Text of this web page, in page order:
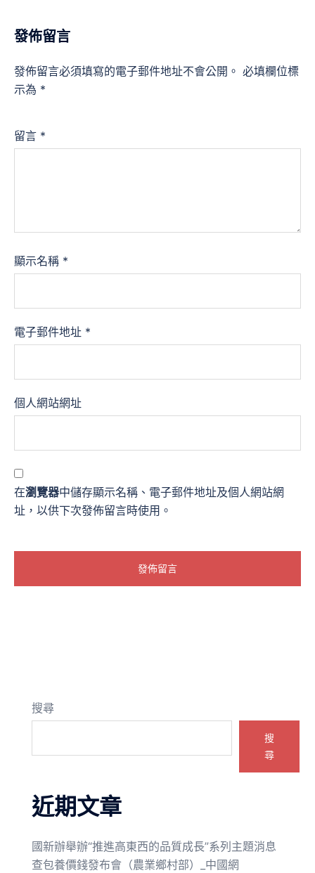
發佈留言
發佈留言必須填寫的電子郵件地址不會公開。 必填欄位標
示為 *
留言 *
顯示名稱 *
電子郵件地址 *
個人網站網址
在瀏覽器中儲存顯示名稱、電子郵件地址及個人網站網
址，以供下次發佈留言時使用。
搜尋
搜
尋
近期文章
國新辦舉辦“推進高東西的品質成長”系列主題消息
查包養價錢發布會（農業鄉村部）_中國網